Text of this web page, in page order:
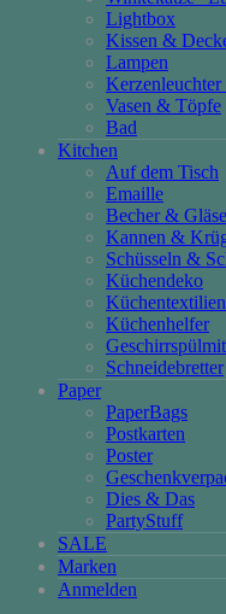
Lightbox
Kissen &
Lampen
Vasen & Töpfe
Bad
Kitchen
Auf dem Tisch
Emaille
Becher &
Kannen &
Schüsseln &
Küchendeko
Küchentextilien
Küchenhelfer
Schneidebretter
Paper
PaperBags
Postkarten
Poster
Dies & Das
PartyStuff
SALE
Marken
Anmelden